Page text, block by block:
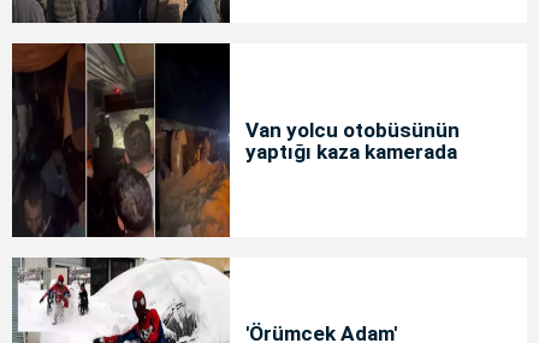
Van yolcu otobüsünün
yaptığı kaza kamerada
'Örümcek Adam'